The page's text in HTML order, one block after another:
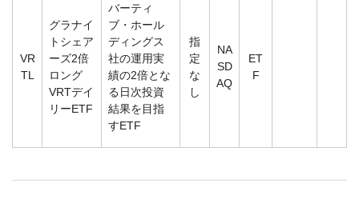
VR
TL
グラナイ
トシェア
ーズ2倍
ロング
VRTデイ
リーETF
バーティ
ブ・ホール
ディングス
社の運用実
績の2倍とな
る日次投資
結果を目指
すETF
指
定
な
し
NA
SD
AQ
ET
F